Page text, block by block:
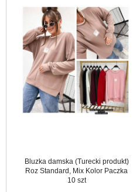
Bluzka damska (Turecki produkt)
Roz Standard, Mix Kolor Paczka
10 szt